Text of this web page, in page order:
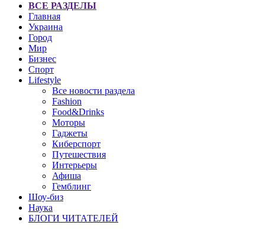
ВСЕ РАЗДЕЛЫ
Главная
Украина
Город
Мир
Бизнес
Спорт
Lifestyle
Все новости раздела
Fashion
Food&Drinks
Моторы
Гаджеты
Киберспорт
Путешествия
Интерьеры
Афиша
Гемблинг
Шоу-биз
Наука
БЛОГИ ЧИТАТЕЛЕЙ